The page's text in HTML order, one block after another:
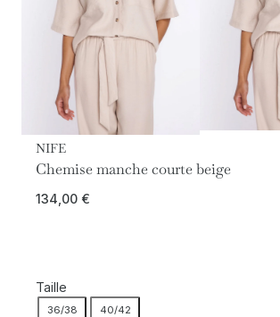
NIFE
Chemise manche courte beige
134,00 €
Taille
36/38 40/42